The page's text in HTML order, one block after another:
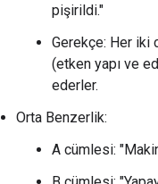
pişirildi."
Gerekçe: Her iki
(etken yapı ve
ederler.
Orta Benzerlik:
A cümlesi: